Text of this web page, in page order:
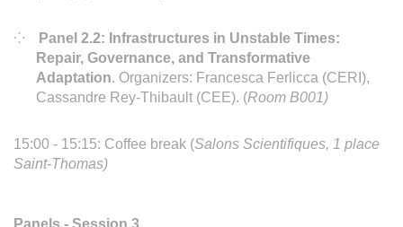
Panel 2.2: Infrastructures in Unstable Times:
Repair, Governance, and Transformative
Adaptation. Organizers: Francesca Ferlicca (CERI),
Cassandre Rey-Thibault (CEE). (Room B001)
15:00 - 15:15: Coffee break (Salons Scientifiques, 1 place
Saint-Thomas)
Panels - Session 3